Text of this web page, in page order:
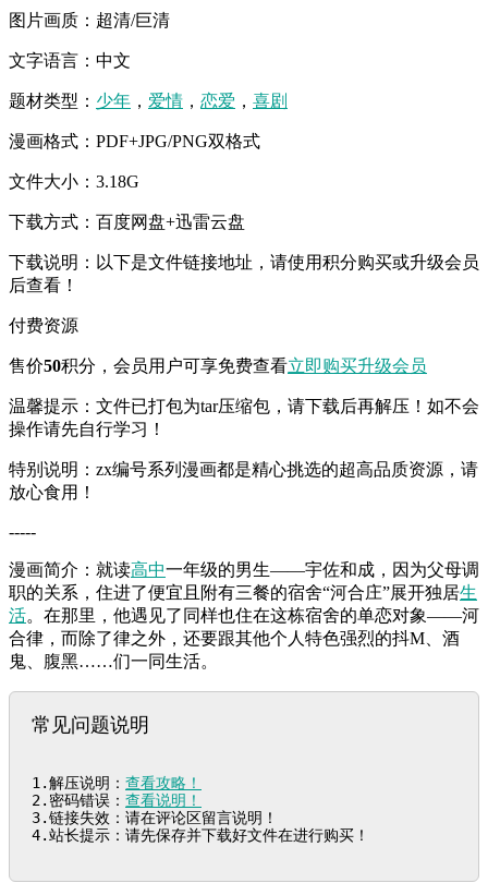
图片画质：超清/巨清
文字语言：中文
题材类型： 少年 ， 爱情 ， 恋爱 ， 喜剧
漫画格式：PDF+JPG/PNG双格式
文件大小：3.18G
下载方式：百度网盘+迅雷云盘
下载说明：以下是文件链接地址，请使用积分购买或升级会员
后查看！
付费资源
售价50积分 ，会员用户可享免费查看立即购买升级会员
温馨提示：文件已打包为tar压缩包，请下载后再解压！如不会
操作请先自行学习！
特别说明：zx编号系列漫画都是精心挑选的超高品质资源，请
放心食用！
-----
漫画简介：就读高中一年级的男生——宇佐和成，因为父母调
职的关系，住进了便宜且附有三餐的宿舍“河合庄”展开独居生
活。在那里，他遇见了同样也住在这栋宿舍的单恋对象——河
合律，而除了律之外，还要跟其他个人特色强烈的抖M、酒
鬼、腹黑……们一同生活。
常见问题说明
1.解压说明： 查看攻略！
2.密码错误： 查看说明！
3.链接失效：请在评论区留言说明！
4.站长提示：请先保存并下载好文件在进行购买！